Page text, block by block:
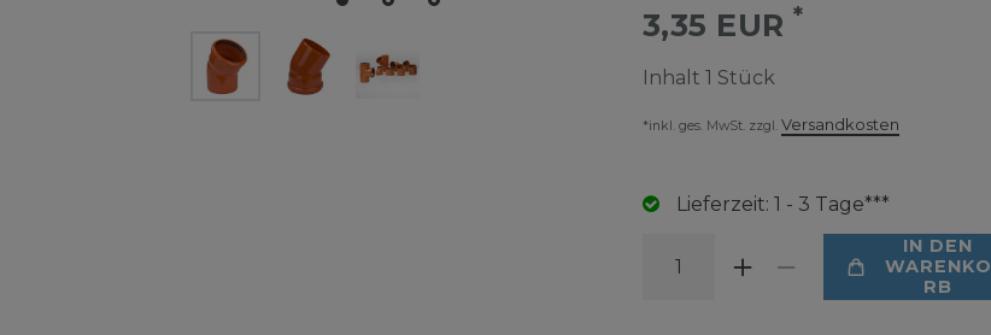
3,35 EUR*
Inhalt 1 Stück
*inkl. ges. MwSt. zzgl. Versandkosten
Lieferzeit: 1 - 3 Tage***
IN DEN
WARENKO
RB